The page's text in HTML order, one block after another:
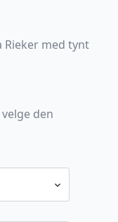
Rieker med tynt
den